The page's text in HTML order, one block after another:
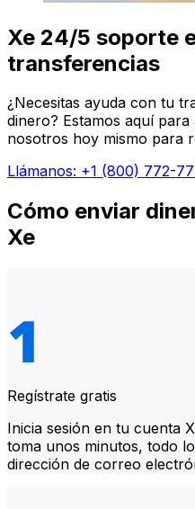
Xe 24/5 soporte
transferencias
¿Necesitas ayuda con tu
dinero? Estamos aquí
nosotros hoy mismo para
Llámanos: +1 (800) 772-
Cómo enviar
Xe
Regístrate gratis
Inicia sesión en tu cuenta
toma unos minutos, todo
dirección de correo